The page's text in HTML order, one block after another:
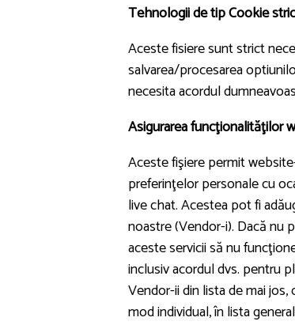
Tehnologii de tip Cookie
Aceste fisiere sunt strict
salvarea/procesarea
necesita acordul
Asigurarea funcţionalităţilor
Aceste fişiere permit
preferinţelor personale cu
live chat. Acestea pot fi
noastre (Vendor-i). Dacă nu
aceste servicii să nu
inclusiv acordul dvs. pentru
Vendor-ii din lista de mai
mod individual, în lista